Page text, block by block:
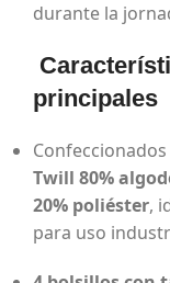
durante la
principales
Confeccionados
Twill 80%
20% poliéster,
para uso